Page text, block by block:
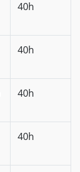
40h
40h
40h
40h